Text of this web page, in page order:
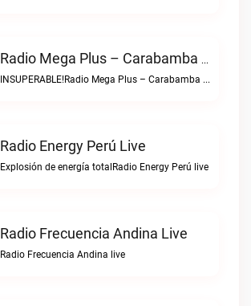
Radio Mega Plus – Carabamba Live
INSUPERABLE!Radio Mega Plus – Carabamba live
Radio Energy Perú Live
Explosión de energía totalRadio Energy Perú live
Radio Frecuencia Andina Live
Radio Frecuencia Andina live